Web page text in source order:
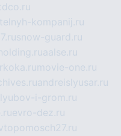
rtdco.ru
kompanij.ru
snow-guard.ru
aalse.ru
movie-one.ru
andreislyusar.ru
i-grom.ru
evro-dez.ru